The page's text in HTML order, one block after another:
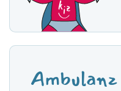
Ambulanz